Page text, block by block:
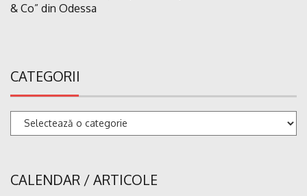
& Co” din Odessa
CATEGORII
Categorii
CALENDAR / ARTICOLE